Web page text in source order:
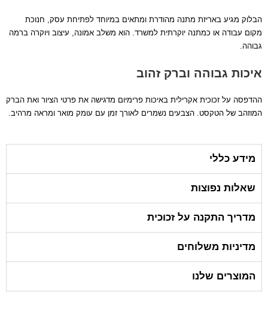
הבלוק מגיע באריזת מתנה מהודרת ומתאים במיוחד לפתיחת עסק, חנוכת
מקום עבודה או כמתנה יוקרתית למשרד. הוא משלב אמונה, עיצוב ויוקרה ברמה
גבוהה.
איכות גבוהה וברק זהוב
ההדפסה על זכוכית אקרילית באיכות פרימיום מדגישה את פרטי הציור ואת הברק
המוזהב של הטקסט. הצבעים נשמרים לאורך זמן עם עומק מואר ומראה מרהיב.
מידע כללי
שאלות נפוצות
מדריך התקנה על זכוכית
מדיניות משלוחים
המוצרים שלנו